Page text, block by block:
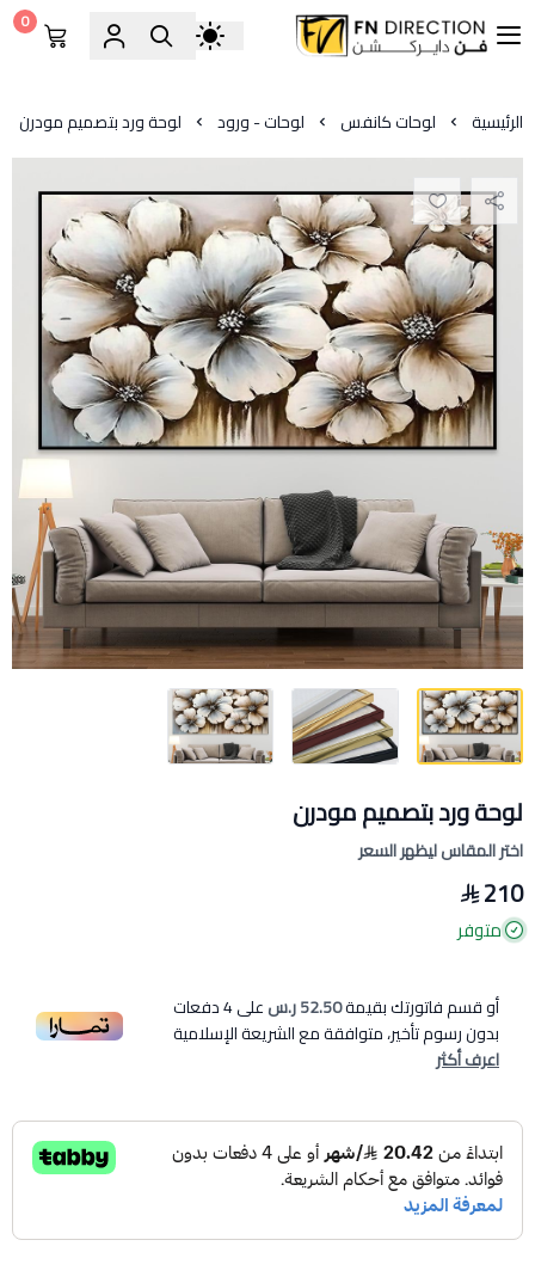
فن دايركشن
0
الرئيسية لوحات كانفس لوحات - ورود لوحة ورد بتصميم مودرن
لوحة ورد بتصميم مودرن
اختر المقاس ليظهر السعر
210
متوفر
أو قسم فاتورتك بقيمة52.50 ر.س على4دفعات
بدون رسوم تأخير، متوافقة مع الشريعة الإسلامية
اعرف أكثر